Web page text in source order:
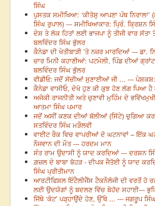
ਸਿੰਘ
ਪੁਸਤਕ ਸਮੀਖਿਆ: ‘ਕੀਤੋਸੁ ਆਪਣਾ ਪੰਥ ਨਿਰਾਲਾ’
ਸਿੰਘ ਰੁਪਾਲ) --- ਸਮੀਖਿਆਕਾਰ: ਪ੍ਰਿੰ. ਕ੍ਰਿਸ਼ਨ
ਦੇਸ਼ ਤੇ ਲੋਕ ਹਿਤਾਂ ਲਈ ਭਾਜਪਾ ਨੂੰ ਤੀਜੀ ਵਾਰ ਸੱਤਾ
ਬਲਵਿੰਦਰ ਸਿੰਘ ਭੁੱਲਰ
ਕੈਨੇਡਾ ਦੀ ਖੇਤੀਬਾੜੀ ’ਤੇ ਨਜ਼ਰ ਮਾਰਦਿਆਂ --- ਡਾ.
ਚਾਰ ਮਿਨੀ ਕਹਾਣੀਆਂ: ਪਟਮੇਲੀ, ਪਿੰਡ ਦੀਆਂ
ਬਲਵਿੰਦਰ ਸਿੰਘ ਭੁੱਲਰ
ਵੀਡੀਓ: ਜਦੋਂ ਸੱਚੀਆਂ ਸੁਣਾਈਆਂ ਜੀ ... ---
ਕੈਨੇਡਾ ਵਾਸੀਓ, ਦੇਖੋ ਹੁਣ ਕੀ ਕੁਝ ਹੋਣ ਲੱਗ ਪਿਆ ਹੈ
ਅਜੋਕੀ ਰਾਜਨੀਤੀ ਅਤੇ ਚੁਣਾਵੀ ਮੁਹਿੰਮ ਦੇ
ਆਤਮਾ ਸਿੰਘ ਪਮਾਰ
ਜਦੋਂ ਅਸੀਂ ਕਣਕ ਦੀਆਂ ਬੱਲੀਆਂ (ਸਿੱਟੇ) ਚੁਗਿਆ
ਸਤਵਿੰਦਰ ਸਿੰਘ ਮੜੌਲਵੀ
ਵਾਈਟ ਰੌਕ ਵਿਚ ਵਾਪਰੀਆਂ ਦੋ ਘਟਨਾਵਾਂ – ਇੱਕ
ਨੌਜਵਾਨ ਦੀ ਮੌਤ --- ਹਰਦਮ ਮਾਨ
ਸੰਤ ਰਾਮ ਉਦਾਸੀ ਨੂੰ ਯਾਦ ਕਰਦਿਆਂ --- ਦਰਸ਼ਨ
ਗ਼ਜ਼ਲ ਦੇ ਬਾਬਾ ਬੋਹੜ - ਦੀਪਕ ਜੈਤੋਈ ਨੂੰ ਯਾਦ
ਸਿੰਘ ਪ੍ਰੀਤੀਮਾਨ
ਆਰਟੀਫਿਸ਼ਲ ਇੰਟੈਲੀਜੈਂਸ ਟੈਕਨੌਲੋਜੀ ਦੀ ਵਰਤੋਂ ਹੋ
ਲਈ ਉਦਯੋਗਾਂ ਨੂੰ ਬਦਲਣ ਵਿੱਚ ਬੇਹੱਦ ਸਹਾਈ---
ਜਿੱਥੇ ‘ਕੋਟ’ ਪੜ੍ਹਾਉਂਦੇ ਹੋਣ, ਉੱਥੇ ... --- ਜਗਰੂਪ